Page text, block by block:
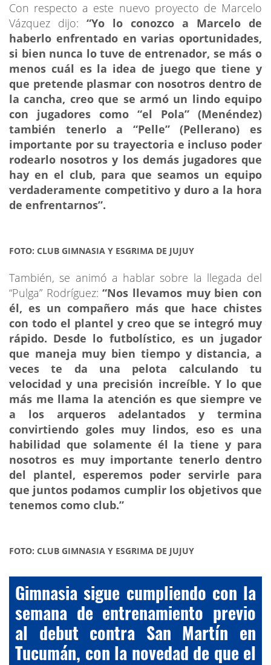
Con respecto a este nuevo proyecto de Marcelo
Vázquez dijo: “Yo lo conozco a Marcelo de
haberlo enfrentado en varias oportunidades,
si bien nunca lo tuve de entrenador, se más o
menos cuál es la idea de juego que tiene y
que pretende plasmar con nosotros dentro de
la cancha, creo que se armó un lindo equipo
con jugadores como “el Pola” (Menéndez)
también tenerlo a “Pelle” (Pellerano) es
importante por su trayectoria e incluso poder
rodearlo nosotros y los demás jugadores que
hay en el club, para que seamos un equipo
verdaderamente competitivo y duro a la hora
de enfrentarnos”.
FOTO: CLUB GIMNASIA Y ESGRIMA DE JUJUY
También, se animó a hablar sobre la llegada del
“Pulga” Rodríguez:“Nos llevamos muy bien con
él, es un compañero más que hace chistes
con todo el plantel y creo que se integró muy
rápido. Desde lo futbolístico, es un jugador
que maneja muy bien tiempo y distancia, a
veces te da una pelota calculando tu
velocidad y una precisión increíble. Y lo que
más me llama la atención es que siempre ve
a los arqueros adelantados y termina
convirtiendo goles muy lindos, eso es una
habilidad que solamente él la tiene y para
nosotros es muy importante tenerlo dentro
del plantel, esperemos poder servirle para
que juntos podamos cumplir los objetivos que
tenemos como club.”
FOTO: CLUB GIMNASIA Y ESGRIMA DE JUJUY
Gimnasia sigue cumpliendo con la
semana de entrenamiento previo
al debut contra San Martín en
Tucumán, con la novedad de que el